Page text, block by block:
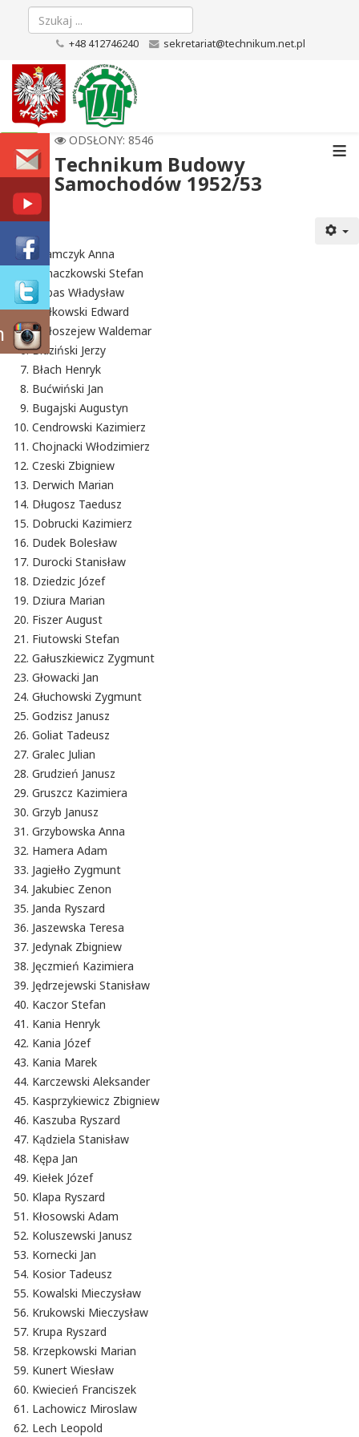
+48 412746240 sekretariat@technikum.net.pl
≡
ODSŁONY: 8546
Technikum Budowy
Samochodów 1952/53
Adamczyk Anna
Banaczkowski Stefan
Bębas Władysław
Białkowski Edward
Białoszejew Waldemar
Bidziński Jerzy
Błach Henryk
Bućwiński Jan
Bugajski Augustyn
Cendrowski Kazimierz
Chojnacki Włodzimierz
Czeski Zbigniew
Derwich Marian
Długosz Taedusz
Dobrucki Kazimierz
Dudek Bolesław
Durocki Stanisław
Dziedzic Józef
Dziura Marian
Fiszer August
Fiutowski Stefan
Gałuszkiewicz Zygmunt
Głowacki Jan
Głuchowski Zygmunt
Godzisz Janusz
Goliat Tadeusz
Gralec Julian
Grudzień Janusz
Gruszcz Kazimiera
Grzyb Janusz
Grzybowska Anna
Hamera Adam
Jagiełło Zygmunt
Jakubiec Zenon
Janda Ryszard
Jaszewska Teresa
Jedynak Zbigniew
Jęczmień Kazimiera
Jędrzejewski Stanisław
Kaczor Stefan
Kania Henryk
Kania Józef
Kania Marek
Karczewski Aleksander
Kasprzykiewicz Zbigniew
Kaszuba Ryszard
Kądziela Stanisław
Kępa Jan
Kiełek Józef
Klapa Ryszard
Kłosowski Adam
Koluszewski Janusz
Kornecki Jan
Kosior Tadeusz
Kowalski Mieczysław
Krukowski Mieczysław
Krupa Ryszard
Krzepkowski Marian
Kunert Wiesław
Kwiecień Franciszek
Lachowicz Miroslaw
Lech Leopold